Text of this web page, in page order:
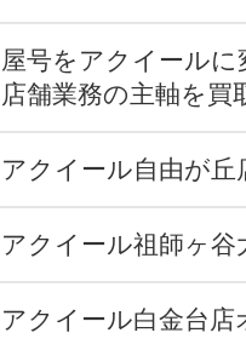
屋号をアクイールに
店舗業務の主軸を買
アクイール自由が丘
アクイール祖師ヶ谷
アクイール白金台店